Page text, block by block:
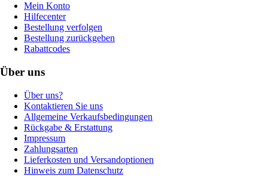
Mein Konto
Hilfecenter
Bestellung verfolgen
Bestellung zurückgeben
Rabattcodes
Über uns
Über uns?
Kontaktieren Sie uns
Allgemeine Verkaufsbedingungen
Rückgabe & Erstattung
Impressum
Zahlungsarten
Lieferkosten und Versandoptionen
Hinweis zum Datenschutz